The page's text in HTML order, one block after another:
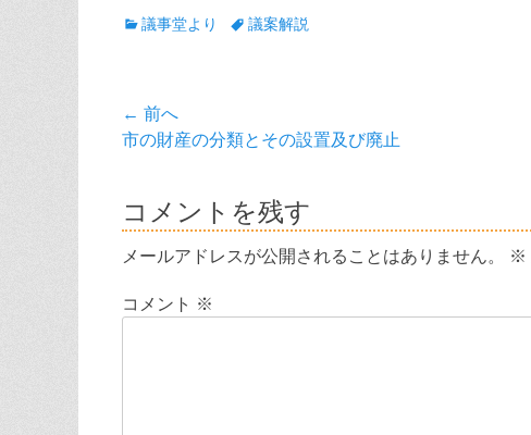
カ
ー
議事堂より
タ 議案解説
投
稿
ナ
ビ
ゲ
ー
← 前へ
前
稿:
市の財産の分類とその設置及び廃止
コメントを残す
メールアドレスが公開されることはありません。 ※
コメント ※